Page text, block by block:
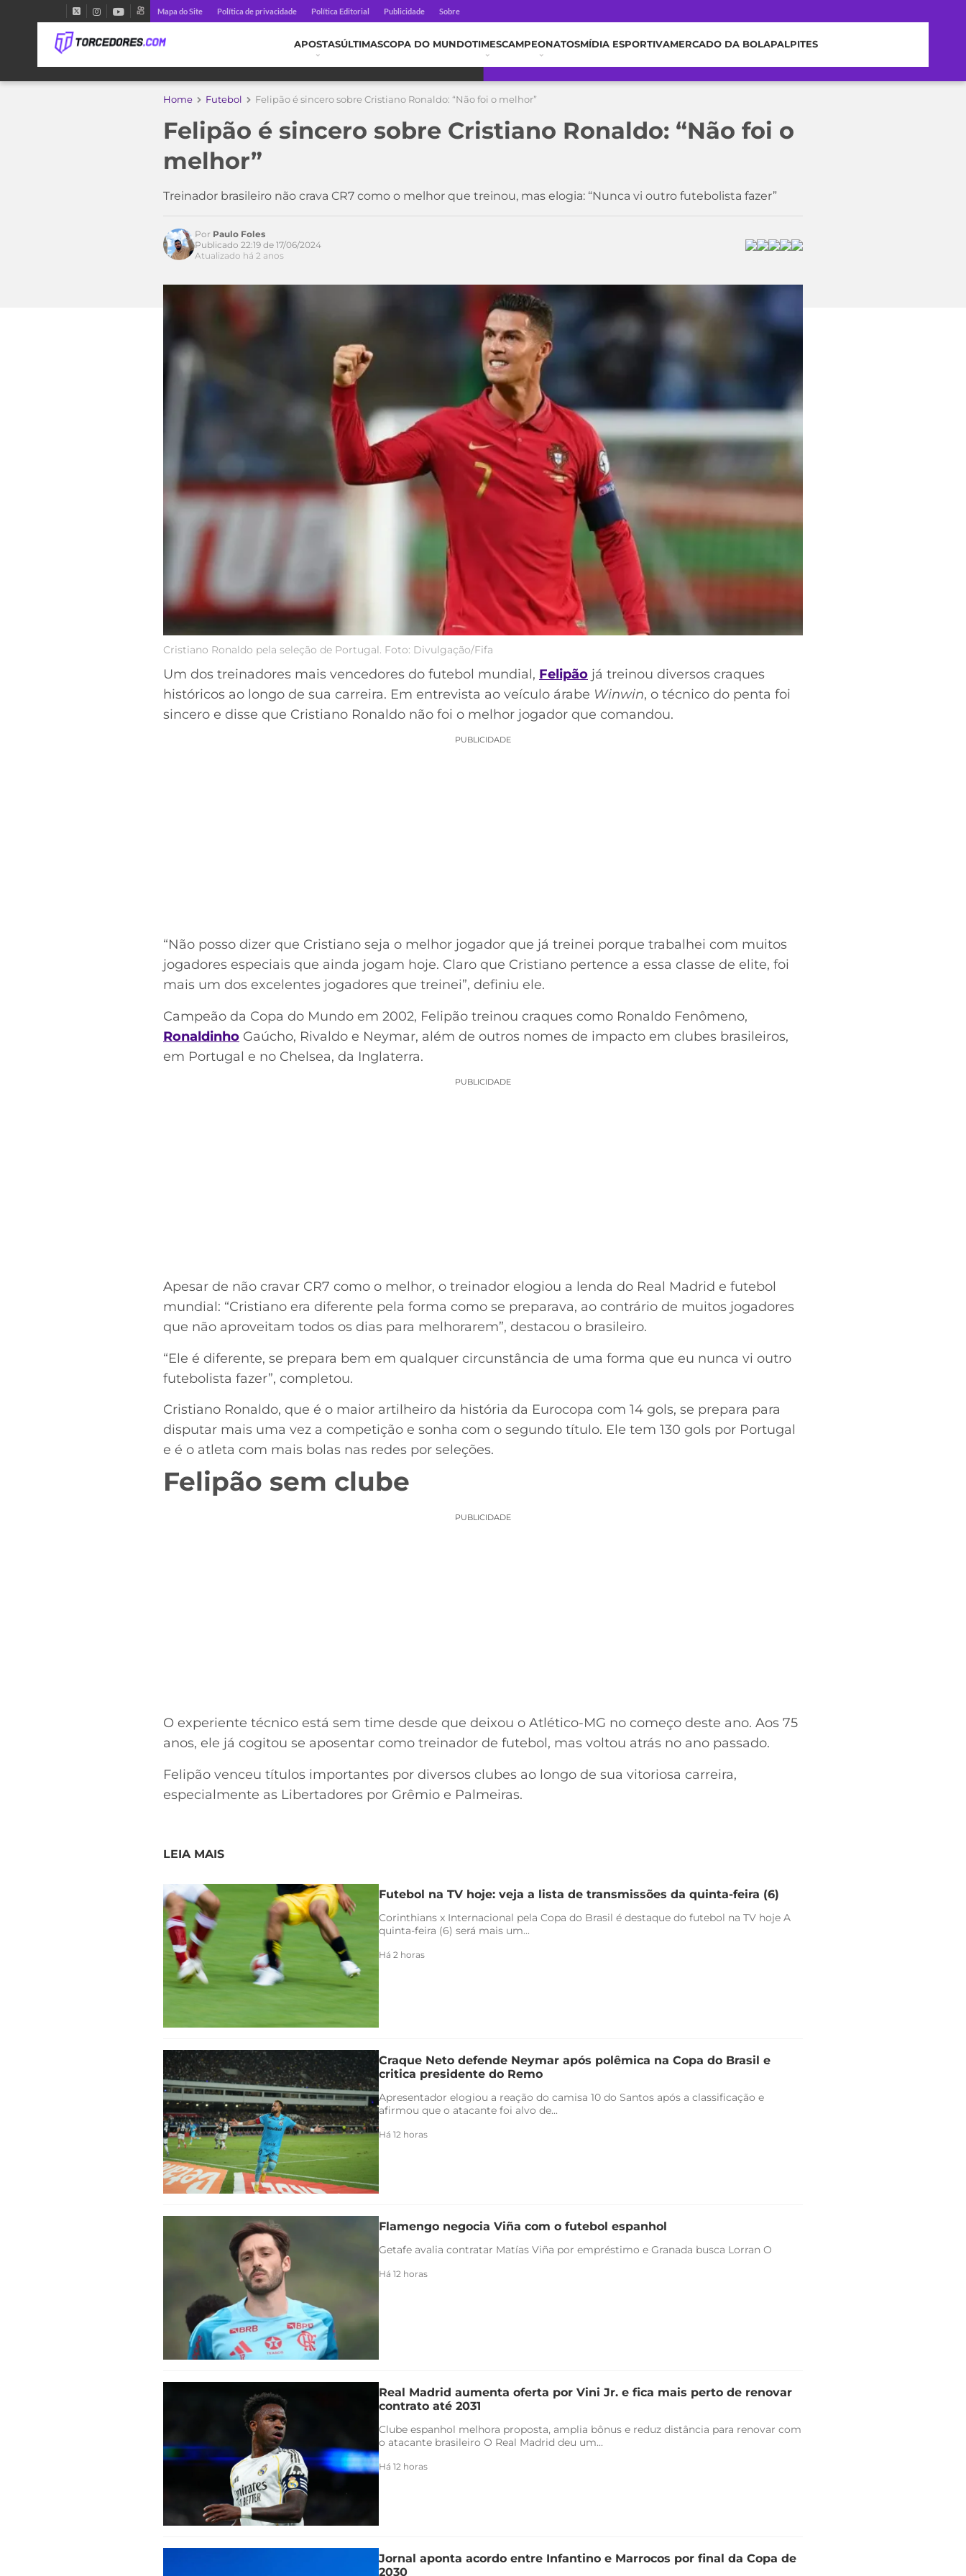
Mapa do Site Política de privacidade Política Editorial Publicidade Sobre
APOSTASÚLTIMASCOPA DO MUNDOTIMESCAMPEONATOSMÍDIA ESPORTIVAMERCADO DA BOLAPALPITES
Home Futebol Felipão é sincero sobre Cristiano Ronaldo: “Não foi o melhor”
Felipão é sincero sobre Cristiano Ronaldo: “Não foi o
melhor”
Treinador brasileiro não crava CR7 como o melhor que treinou, mas elogia: “Nunca vi outro futebolista fazer”
Acesse o perfil do autor
Por Paulo Foles
Publicado 22:19 de 17/06/2024
Atualizado há 2 anos
Cristiano Ronaldo pela seleção de Portugal. Foto: Divulgação/Fifa
Um dos treinadores mais vencedores do futebol mundial, Felipão já treinou diversos craques
históricos ao longo de sua carreira. Em entrevista ao veículo árabe Winwin, o técnico do penta foi
sincero e disse que Cristiano Ronaldo não foi o melhor jogador que comandou.
PUBLICIDADE
“Não posso dizer que Cristiano seja o melhor jogador que já treinei porque trabalhei com muitos
jogadores especiais que ainda jogam hoje. Claro que Cristiano pertence a essa classe de elite, foi
mais um dos excelentes jogadores que treinei”, definiu ele.
Campeão da Copa do Mundo em 2002, Felipão treinou craques como Ronaldo Fenômeno,
Ronaldinho Gaúcho, Rivaldo e Neymar, além de outros nomes de impacto em clubes brasileiros,
em Portugal e no Chelsea, da Inglaterra.
PUBLICIDADE
Apesar de não cravar CR7 como o melhor, o treinador elogiou a lenda do Real Madrid e futebol
mundial: “Cristiano era diferente pela forma como se preparava, ao contrário de muitos jogadores
que não aproveitam todos os dias para melhorarem”, destacou o brasileiro.
“Ele é diferente, se prepara bem em qualquer circunstância de uma forma que eu nunca vi outro
futebolista fazer”, completou.
Cristiano Ronaldo, que é o maior artilheiro da história da Eurocopa com 14 gols, se prepara para
disputar mais uma vez a competição e sonha com o segundo título. Ele tem 130 gols por Portugal
e é o atleta com mais bolas nas redes por seleções.
Felipão sem clube
PUBLICIDADE
O experiente técnico está sem time desde que deixou o Atlético-MG no começo deste ano. Aos 75
anos, ele já cogitou se aposentar como treinador de futebol, mas voltou atrás no ano passado.
Felipão venceu títulos importantes por diversos clubes ao longo de sua vitoriosa carreira,
especialmente as Libertadores por Grêmio e Palmeiras.
LEIA MAIS
Futebol na TV hoje: veja a lista de transmissões da quinta-feira (6)
Corinthians x Internacional pela Copa do Brasil é destaque do futebol na TV hoje A
quinta-feira (6) será mais um...
Há 2 horas
Craque Neto defende Neymar após polêmica na Copa do Brasil e
critica presidente do Remo
Apresentador elogiou a reação do camisa 10 do Santos após a classificação e
afirmou que o atacante foi alvo de...
Há 12 horas
Flamengo negocia Viña com o futebol espanhol
Getafe avalia contratar Matías Viña por empréstimo e Granada busca Lorran O
Há 12 horas
Real Madrid aumenta oferta por Vini Jr. e fica mais perto de renovar
contrato até 2031
Clube espanhol melhora proposta, amplia bônus e reduz distância para renovar com
o atacante brasileiro O Real Madrid deu um...
Há 12 horas
Jornal aponta acordo entre Infantino e Marrocos por final da Copa de
2030